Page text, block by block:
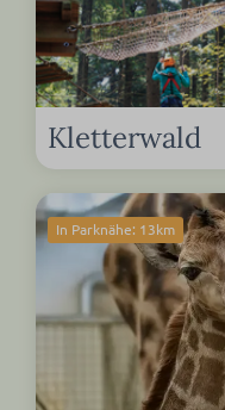
Kletterwald
In Parknähe: 13km